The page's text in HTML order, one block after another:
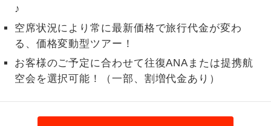
♪
空席状況により常に最新価格で旅行代金が変わ
る、価格変動型ツアー！
お客様のご予定に合わせて往復ANAまたは提携航
空会を選択可能！（一部、割増代金あり）
2名様催行
す。
おひとり様参
加限定
おひとり様限定でご参加いただけるコー
スです。
1名様1室同代
1名様1室利用でも追加料金がかからない